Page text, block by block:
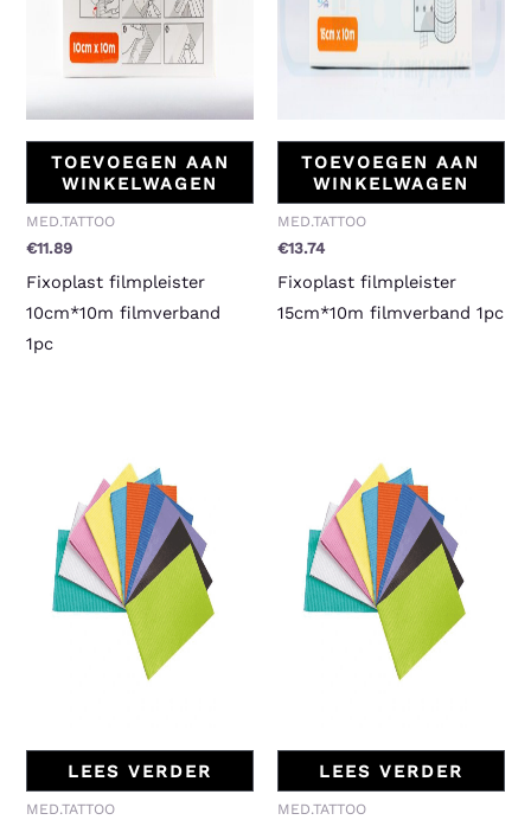
TOEVOEGEN AAN
WINKELWAGEN
MED.TATTOO
€11.89
Fixoplast filmpleister
10cm*10m filmverband
1pc
TOEVOEGEN AAN
WINKELWAGEN
MED.TATTOO
€13.74
Fixoplast filmpleister
15cm*10m filmverband 1pc
LEES VERDER
MED.TATTOO
LEES VERDER
MED.TATTOO